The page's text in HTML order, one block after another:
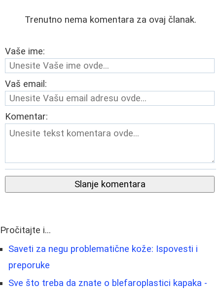
Trenutno nema komentara za ovaj članak.
Vaše ime:
Vaš email:
Komentar:
Slanje komentara
Pročitajte i...
Saveti za negu problematične kože: Ispovesti i
preporuke
Sve što treba da znate o blefaroplastici kapaka -